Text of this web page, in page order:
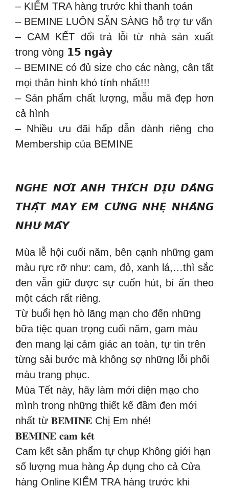
– KIỂM TRA hàng trước khi thanh toán
– BEMINE LUÔN SẴN SÀNG hỗ trợ tư vấn
– CAM KẾT đổi trả lỗi từ nhà sản xuất
trong vòng 𝟭𝟱 𝗻𝗴𝗮̀𝘆
– BEMINE có đủ size cho các nàng, cân tất
mọi thân hình khó tính nhất!!!
– Sản phẩm chất lượng, mẫu mã đẹp hơn
cả hình
– Nhiều ưu đãi hấp dẫn dành riêng cho
Membership của BEMINE
𝙉𝙂𝙃𝙀 𝙉𝙊́𝙄 𝘼𝙉𝙃 𝙏𝙃𝙄́𝘾𝙃 𝘿𝙄̣𝙐 𝘿𝘼̀𝙉𝙂
𝙏𝙃𝘼̣̂𝙏 𝙈𝘼𝙔 𝙀𝙈 𝘾𝙐̃𝙉𝙂 𝙉𝙃𝙀̣ 𝙉𝙃𝘼̀𝙉𝙂
𝙉𝙃𝙐̛ 𝙈𝘼̂𝙔
Mùa lễ hội cuối năm, bên cạnh những gam
màu rực rỡ như: cam, đỏ, xanh lá,…thì sắc
đen vẫn giữ được sự cuốn hút, bí ẩn theo
một cách rất riêng.
Từ buổi hẹn hò lãng mạn cho đến những
bữa tiệc quan trọng cuối năm, gam màu
đen mang lại cảm giác an toàn, tự tin trên
từng sải bước mà không sợ những lỗi phối
màu trang phục.
Mùa Tết này, hãy làm mới diện mạo cho
mình trong những thiết kế đầm đen mới
nhất từ 𝐁𝐄𝐌𝐈𝐍𝐄 Chị Em nhé!
𝐁𝐄𝐌𝐈𝐍𝐄 𝐜𝐚𝐦 𝐤𝐞̂́𝐭
Cam kết sản phẩm tự chụp Không giới hạn
số lượng mua hàng Áp dụng cho cả Cửa
hàng Online KIỂM TRA hàng trước khi